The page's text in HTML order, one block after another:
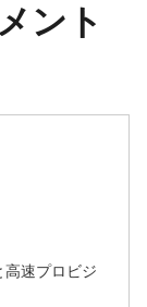
ント
速プロビジ